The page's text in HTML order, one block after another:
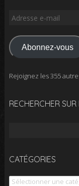
Adresse
mail
Abonnez-vous
Rejoignez les 355
RECHERCHER
CATÉGORIES
Catégories